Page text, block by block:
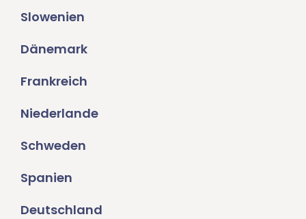
Slowenien
Dänemark
Frankreich
Niederlande
Schweden
Spanien
Deutschland